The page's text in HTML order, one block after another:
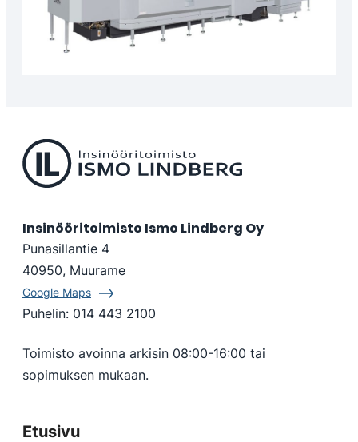
Insinööritoimisto Ismo Lindberg Oy
Punasillantie 4
40950, Muurame
Google Maps
Puhelin: 014 443 2100
Toimisto avoinna arkisin 08:00-16:00 tai
sopimuksen mukaan.
Etusivu